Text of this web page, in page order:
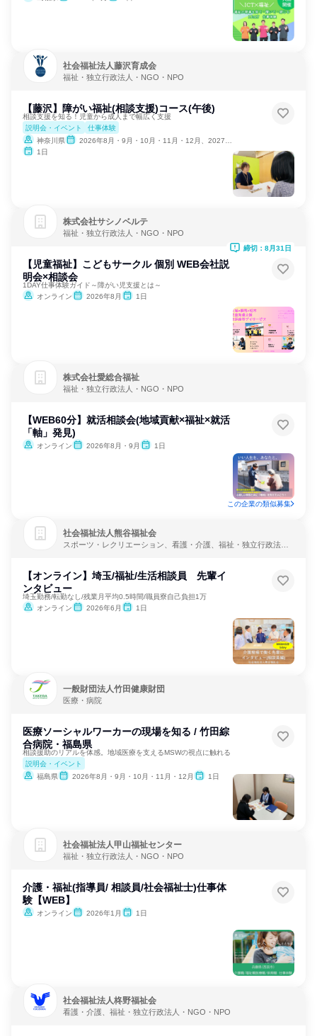
社会福祉法人藤沢育成会
福祉・独立行政法人・NGO・NPO
【藤沢】障がい福祉(相談支援)コース(午後)
相談支援を知る！児童から成人まで幅広く支援
説明会・イベント
仕事体験
神奈川県
2026年8月・9月・10月・11月・12月、2027年1月・2月
1日
株式会社サシノベルテ
福祉・独立行政法人・NGO・NPO
【児童福祉】こどもサークル 個別 WEB会社説
明会×相談会
1DAY仕事体験ガイド～障がい児支援とは～
オンライン
2026年8月 1日
締切：8月31日
株式会社愛総合福祉
福祉・独立行政法人・NGO・NPO
【WEB60分】就活相談会(地域貢献×福祉×就活
「軸」発見)
オンライン 2026年8月・9月 1日
この企業の類似募集
社会福祉法人熊谷福祉会
スポーツ・レクリエーション、看護・介護、福祉・独立行政法
【オンライン】埼玉/福祉/生活相談員 先輩イ
ンタビュー
埼玉勤務/転勤なし/残業月平均0.5時間/職員寮自己負担1万
オンライン
2026年6月 1日
一般財団法人竹田健康財団
医療・病院
医療ソーシャルワーカーの現場を知る / 竹田綜
合病院・福島県
相談援助のリアルを体感。地域医療を支えるMSWの視点に触れる
説明会・イベント
福島県
2026年8月・9月・10月・11月・12月 1日
社会福祉法人甲山福祉センター
福祉・独立行政法人・NGO・NPO
介護・福祉(指導員/ 相談員/社会福祉士)仕事体
験【WEB】
オンライン 2026年1月 1日
社会福祉法人柊野福祉会
看護・介護、福祉・独立行政法人・NGO・NPO